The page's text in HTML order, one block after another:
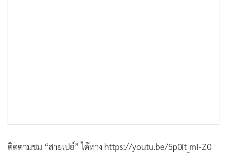
ติดตามชม “สายเปย์” ได้ทาง https://youtu.be/5p0it_mI-Z0